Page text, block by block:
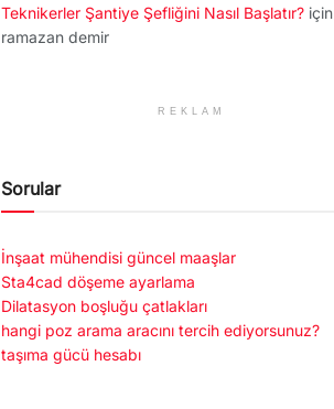
Teknikerler Şantiye Şefliğini Nasıl Başlatır? için
ramazan demir
REKLAM
Sorular
İnşaat mühendisi güncel maaşlar
Sta4cad döşeme ayarlama
Dilatasyon boşluğu çatlakları
hangi poz arama aracını tercih ediyorsunuz?
taşıma gücü hesabı